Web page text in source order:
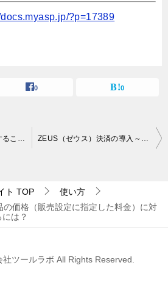
docs.myasp.jp/?p=17389
0 0
Stripe決済で分割払いをすることはできますか？ ZEUS（ゼウス）決済の導入～販売設定の流れ
ト TOP
使い方
の価格（販売設定に指定した料金）に対
は？
ツールラボ All Rights Reserved.